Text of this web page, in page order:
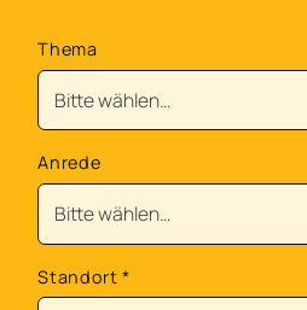
Thema
Anrede
Standort*